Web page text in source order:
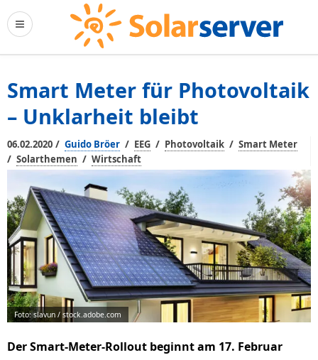
Smart Meter für Photovoltaik
– Unklarheit bleibt
06.02.2020 / Guido Bröer / EEG / Photovoltaik / Smart Meter
/ Solarthemen / Wirtschaft
Foto: slavun / stock.adobe.com
Der Smart-Meter-Rollout beginnt am 17. Februar